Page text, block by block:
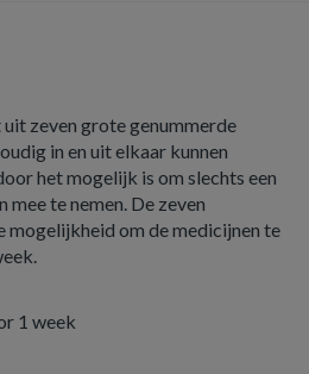
zeven grote genummerde
in en uit elkaar kunnen
het mogelijk is om slechts een
te nemen. De zeven
mogelijkheid om de medicijnen te
1 week